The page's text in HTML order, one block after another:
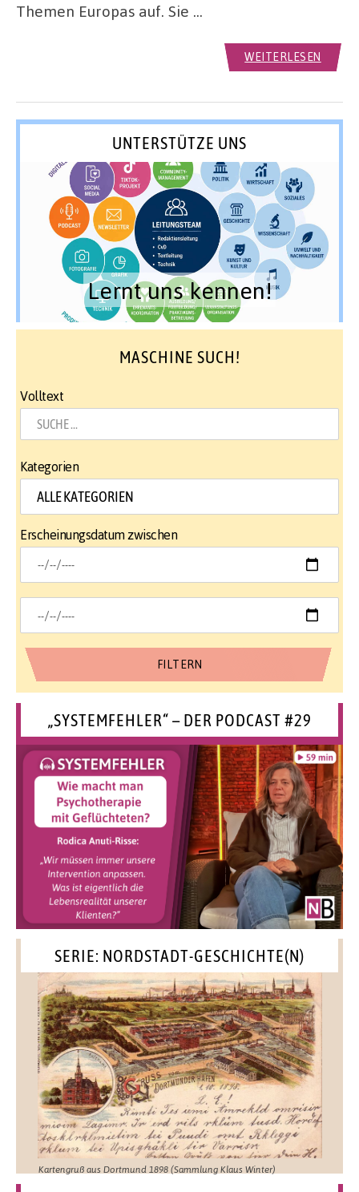
Themen Europas auf. Sie …
WEITERLESEN
UNTERSTÜTZE UNS
Lernt uns kennen!
MASCHINE SUCH!
Volltext
Kategorien
Erscheinungsdatum zwischen
„SYSTEMFEHLER“ – DER PODCAST #29
SERIE: NORDSTADT-GESCHICHTE(N)
Kartengruß aus Dortmund 1898 (Sammlung Klaus Winter)